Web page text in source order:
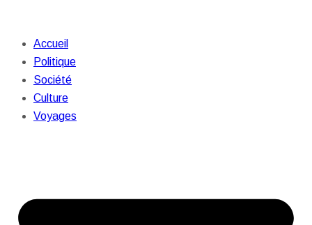
Accueil
Politique
Société
Culture
Voyages